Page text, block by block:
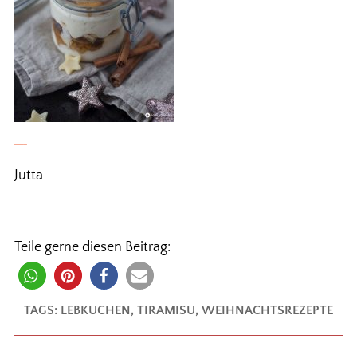
Jutta
Teile gerne diesen Beitrag:
TAGS: LEBKUCHEN, TIRAMISU, WEIHNACHTSREZEPTE